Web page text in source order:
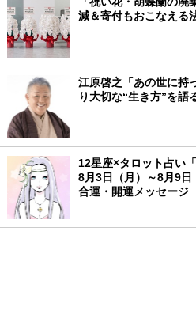
減＆寄付もおこなえる
江原啓之「あの世に持
り大切な“生き方”を語
12星座×タロット占い
8月3日（月）～8月9
合運・開運メッセージ